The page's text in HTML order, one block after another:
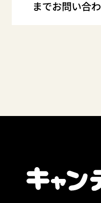
までお問い合